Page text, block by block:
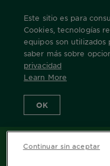
Este sitio es para
Cookies, tecnologías
equipos son utilizados
saber más sobre
privacidad
Learn More
OK
MENÚ
Home Nuestras Marcas
Continuar sin aceptar